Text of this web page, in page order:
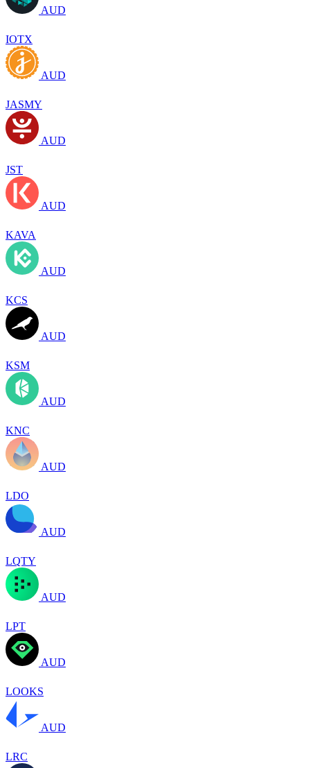
AUD
IOTX
AUD
JASMY
AUD
JST
AUD
KAVA
AUD
KCS
AUD
KSM
AUD
KNC
AUD
LDO
AUD
LQTY
AUD
LPT
AUD
LOOKS
AUD
LRC